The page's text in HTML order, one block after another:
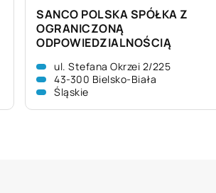
SANCO POLSKA SPÓŁKA Z
OGRANICZONĄ
ODPOWIEDZIALNOŚCIĄ
ul. Stefana Okrzei 2/225
43-300 Bielsko-Biała
Śląskie